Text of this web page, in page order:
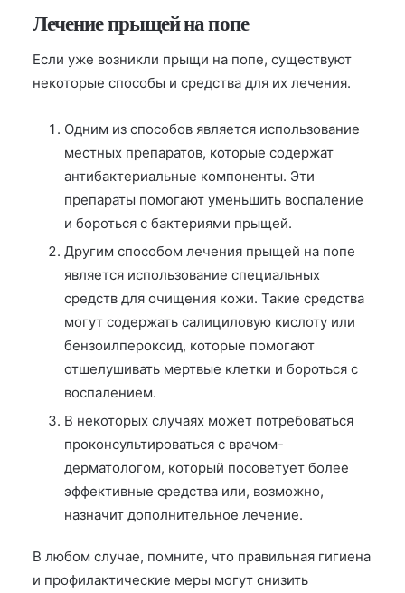
Лечение прыщей на попе
Если уже возникли прыщи на попе, существуют
некоторые способы и средства для их лечения.
Одним из способов является использование
местных препаратов, которые содержат
антибактериальные компоненты. Эти
препараты помогают уменьшить воспаление
и бороться с бактериями прыщей.
Другим способом лечения прыщей на попе
является использование специальных
средств для очищения кожи. Такие средства
могут содержать салициловую кислоту или
бензоилпероксид, которые помогают
отшелушивать мертвые клетки и бороться с
воспалением.
В некоторых случаях может потребоваться
проконсультироваться с врачом-
дерматологом, который посоветует более
эффективные средства или, возможно,
назначит дополнительное лечение.
В любом случае, помните, что правильная гигиена
и профилактические меры могут снизить